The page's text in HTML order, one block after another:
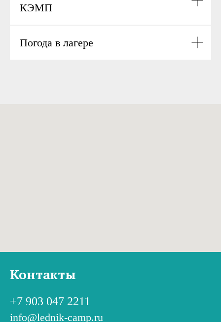
КЭМП
Погода в лагере
Контакты
+7 903 047 2211
info@lednik-camp.ru